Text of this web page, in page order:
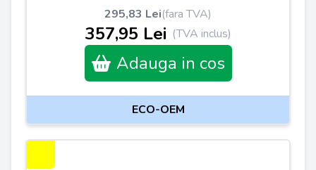
295,83 Lei(fara TVA)
357,95 Lei (TVA inclus)
Adauga in cos
ECO-OEM